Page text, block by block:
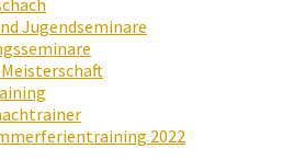
Jugendseminare
2022